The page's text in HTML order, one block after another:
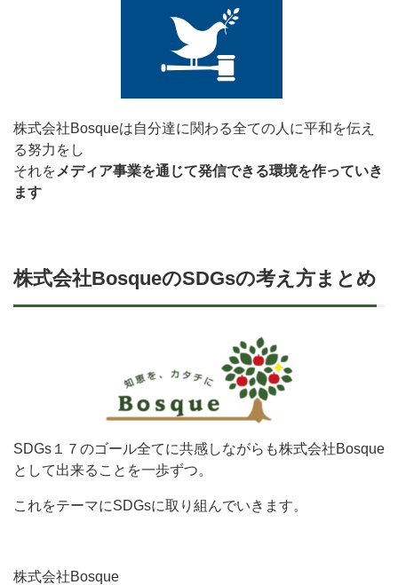
株式会社Bosqueは自分達に関わる全ての人に平和を伝え
る努力をし
それを メディア事業を通じて発信できる環境を作っていき
ます
株式会社BosqueのSDGsの考え方まとめ
SDGs１７のゴール全てに共感しながらも株式会社Bosque
として出来ることを一歩ずつ。
これをテーマにSDGsに取り組んでいきます。
株式会社Bosque